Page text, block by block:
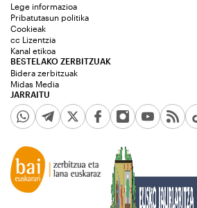
JARRAITU
Lege informazioa
Pribatutasun politika
Cookieak
cc Lizentzia
Kanal etikoa
BESTELAKO ZERBITZUAK
Bidera zerbitzuak
Midas Media